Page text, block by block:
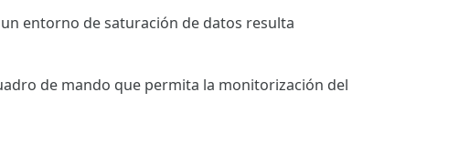
entorno de saturación de datos resulta
de mando que permita la monitorización del